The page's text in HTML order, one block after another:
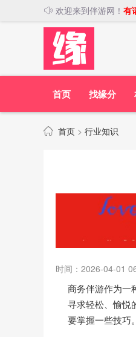
欢迎来到伴游网！ 有
首页 找缘分
首页 > 行业知识
时间：2026-04-01
商务伴游作为一
寻求轻松、愉悦
要掌握一些技巧